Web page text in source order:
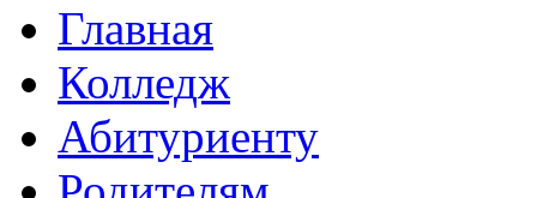
Главная
Колледж
Абитуриенту